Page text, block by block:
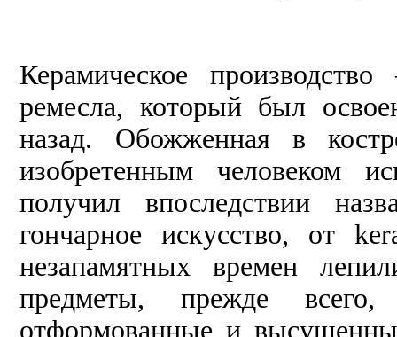
Керамическое
ремесла, который был
назад. Обожженная в
изобретенным человеком
получил впоследствии
гончарное искусство, от
незапамятных времен
предметы, прежде
отформованные и